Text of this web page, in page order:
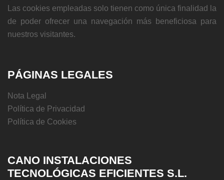
Las cookies empleadas solo tienen como única finalidad la
de poder ofrecer una navegación más beneficiosa para
nuestros visitantes.
PÁGINAS LEGALES
Nota Legal
Política de Privacidad
Política de Cookies
CANO INSTALACIONES
TECNOLÓGICAS EFICIENTES S.L.